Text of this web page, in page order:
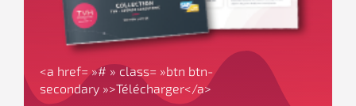
<a href= »# » class= »btn btn-
secondary »>Télécharger</a>